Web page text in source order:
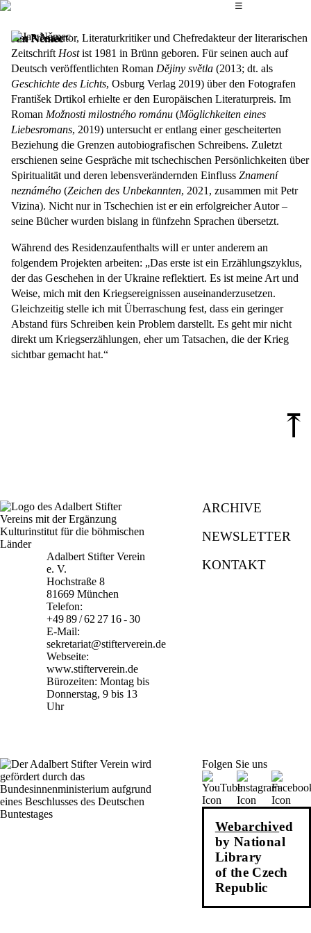
Das
☰
Jan Němec
Der Prosaautor, Literaturkritiker und Chefredakteur der literarischen
Zeitschrift Hostist 1981 in Brünn geboren. Für seinen auch auf
Deutsch veröffentlichten Roman Dějiny světla (2013; dt. als
Geschichte des Lichts, Osburg Verlag 2019) über den Fotografen
František Drtikol erhielte er den Europäischen Literaturpreis. Im
Roman Možnosti milostného románu (Möglichkeiten eines
Liebesromans, 2019) untersucht er entlang einer gescheiterten
Beziehung die Grenzen autobiografischen Schreibens. Zuletzt
erschienen seine Gespräche mit tschechischen Persönlichkeiten über
Spiritualität und deren lebensverändernden Einfluss Znamení
neznámého (Zeichen des Unbekannten, 2021, zusammen mit Petr
Vizina). Nicht nur in Tschechien ist er ein erfolgreicher Autor –
seine Bücher wurden bislang in fünfzehn Sprachen übersetzt.
Während des Residenzaufenthalts will er unter anderem an
folgendem Projekten arbeiten: „Das erste ist ein Erzählungszyklus,
der das Geschehen in der Ukraine reflektiert. Es ist meine Art und
Weise, mich mit den Kriegsereignissen auseinanderzusetzen.
Gleichzeitig stelle ich mit Überraschung fest, dass ein geringer
Abstand fürs Schreiben kein Problem darstellt. Es geht mir nicht
direkt um Kriegserzählungen, eher um Tatsachen, die der Krieg
sichtbar gemacht hat.“
⤒
Adalbert Stifter Verein
e. V.
Hochstraße 8
81669 München
Telefon:
+49 89 / 62 27 16 - 30
E-Mail:
sekretariat@stifterverein.de
Webseite:
www.stifterverein.de
Bürozeiten: Montag bis
Donnerstag, 9 bis 13
Uhr
ARCHIVE
NEWSLETTER
KONTAKT
Folgen Sie uns
Webarchived
by National
Library
of the Czech
Republic